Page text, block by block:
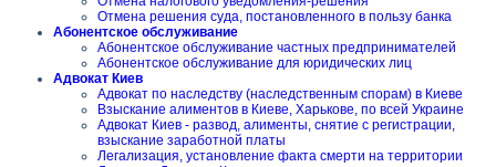
Отмена решения суда, постановленного в пользу банка
Абонентское обслуживание
Абонентское обслуживание частных предпринимателей
Абонентское обслуживание для юридических лиц
Адвокат Киев
Адвокат по наследству (наследственным спорам) в Киеве
Взыскание алиментов в Киеве, Харькове, по всей Украине
Адвокат Киев - развод, алименты, снятие с регистрации,
взыскание заработной платы
Легализация, установление факта смерти на территории